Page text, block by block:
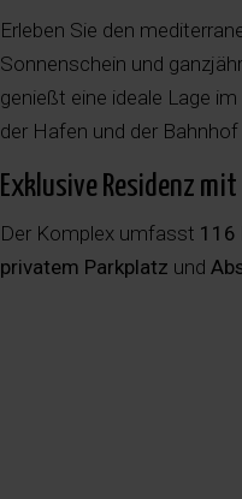
Erleben Sie den
Sonnenschein und
genießt eine ideale Lage im
der Hafen und der
Exklusive Residenz
Der Komplex umfasst 116
privatem Parkplatz und